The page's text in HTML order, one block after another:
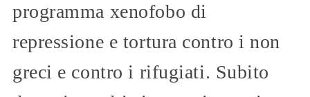
programma xenofobo di
repressione e tortura contro i non
greci e contro i rifugiati. Subito